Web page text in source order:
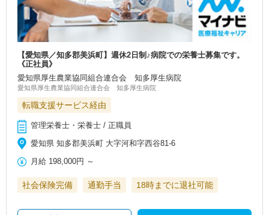
【愛知県／知多郡美浜町】週休2日制♪病院での栄養士募集です。
《正社員》
愛知県厚生農業協同組合連合会 知多厚生病院
愛知県厚生農業協同組合連合会 知多厚生病院
転職支援サービス経由
管理栄養士・栄養士 / 正職員
愛知県 知多郡美浜町 大字河和字西谷81-6
月給 198,000円 ～
社会保険完備 通勤手当 18時までに退社可能